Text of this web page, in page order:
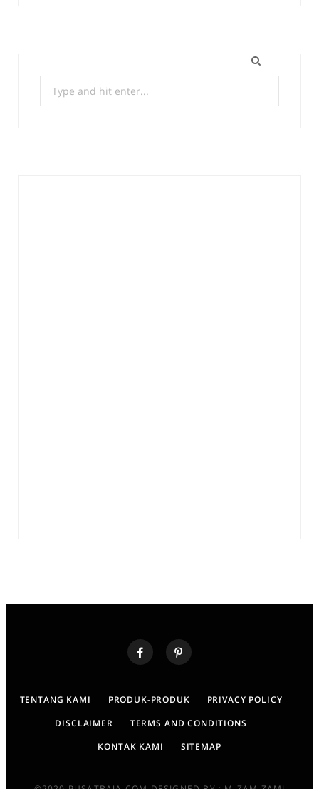
for:
TENTANG KAMI PRODUK-PRODUK
PRIVACY POLICY
DISCLAIMER
TERMS AND CONDITIONS
KONTAK KAMI
SITEMAP